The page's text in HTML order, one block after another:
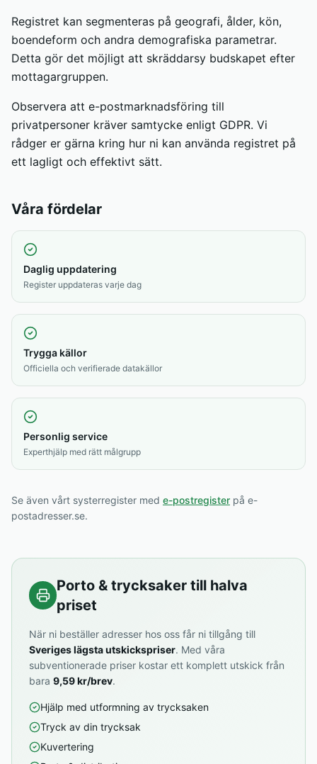
Registret kan segmenteras på geografi, ålder, kön,
boendeform och andra demografiska parametrar.
Detta gör det möjligt att skräddarsy budskapet efter
mottagargruppen.
Observera att e-postmarknadsföring till
privatpersoner kräver samtycke enligt GDPR. Vi
rådger er gärna kring hur ni kan använda registret på
ett lagligt och effektivt sätt.
Våra fördelar
Daglig uppdatering
Register uppdateras varje dag
Trygga källor
Officiella och verifierade datakällor
Personlig service
Experthjälp med rätt målgrupp
Se även vårt systerregister med e-postregister på e-
postadresser.se.
Porto & trycksaker till halva
priset
När ni beställer adresser hos oss får ni tillgång till
Sveriges lägsta utskickspriser. Med våra
subventionerade priser kostar ett komplett utskick från
bara 9,59 kr/brev.
Hjälp med utformning av trycksaken
Tryck av din trycksak
Kuvertering